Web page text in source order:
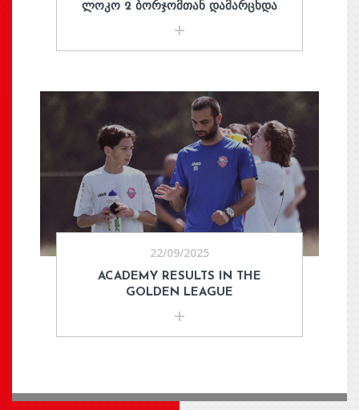
ᲚᲝᲙᲝ 2 ᲑᲝᲠᲯᲝᲛᲗᲐᲜ ᲓᲐᲛᲐᲠᲪᲮᲓᲐ
22/09/2025
ACADEMY RESULTS IN THE
GOLDEN LEAGUE